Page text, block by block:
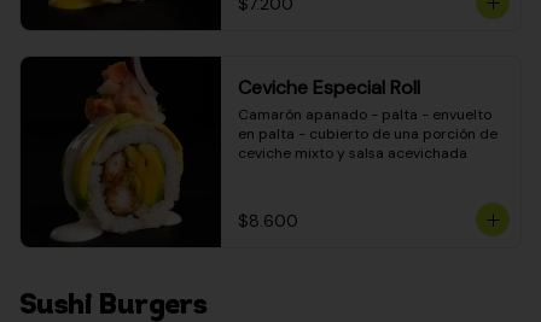
Ceviche Especial Roll
Camarón apanado - palta - envuelto
en palta - cubierto de una porción de
ceviche mixto y salsa acevichada
$8.600
Sushi Burgers